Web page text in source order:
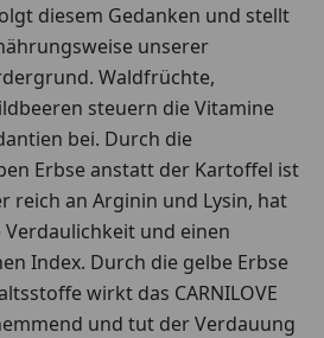
diesem Gedanken und stellt
unserer
Waldfrüchte,
steuern die Vitamine
bei. Durch die
Erbse anstatt der Kartoffel ist
reich an Arginin und Lysin, hat
und einen
Index. Durch die gelbe Erbse
wirkt das CARNILOVE
und tut der Verdauung